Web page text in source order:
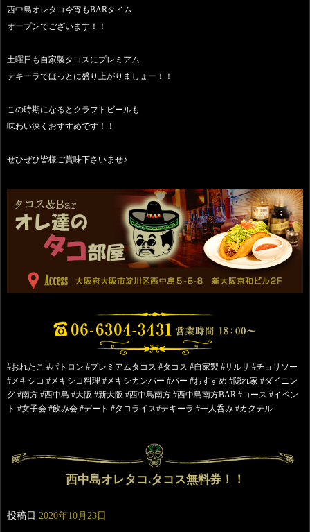
西中島オレタコ今宵もBARタイム
オープンでございます！！
土曜日も自家製タコスにプレミアム
テキーラでほっとに盛り上がりましょー！！
この時期になるとクラフトビールも
味わい深くおすすめです！！
ぜひぜひ皆様ご賞味下さいませ♪
#おれたこ #パトロン #プレミアムタコス #タコス #自家製 #サルサ #チョリソー
#メキシコ #メキシコ料理 #メキシカンバー #バー #おすすめ #隠れ家 #ダイニン
グ #南方 #西中島 #大阪 #新大阪 #西中島南方 #西中島南方BAR #コース #イベン
ト #女子会 #飲み会 #デート #タコライス#テキーラ #一人呑み #カクテル
西中島オレタコ.タコス無料券！！
投稿日 2020年10月23日